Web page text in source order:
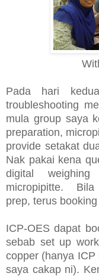
Pada hari
troubleshooting
mula group saya
preparation,
provide setakat
Nak pakai kena
digital weighing
micropipitte.
prep, terus
ICP-OES dapat
sebab set up
copper (hanya
saya cakap ni).